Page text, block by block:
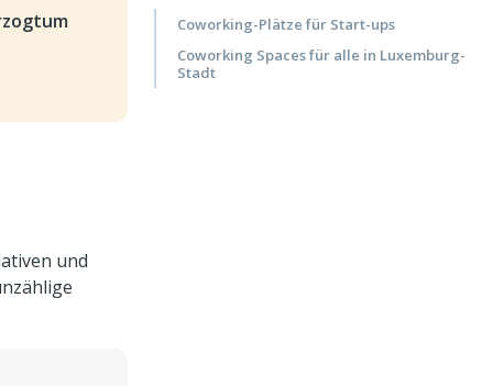
Coworking-Plätze für Start-ups
Coworking Spaces für alle in Luxemburg-
Stadt
und